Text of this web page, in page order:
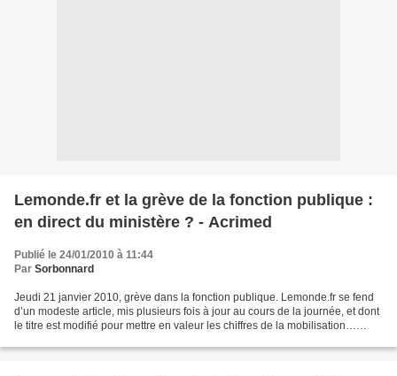
Lemonde.fr et la grève de la fonction publique :
en direct du ministère ? - Acrimed
Publié le 24/01/2010 à 11:44
Par Sorbonnard
Jeudi 21 janvier 2010, grève dans la fonction publique. Lemonde.fr se fend
d’un modeste article, mis plusieurs fois à jour au cours de la journée, et dont
le titre est modifié pour mettre en valeur les chiffres de la mobilisation…